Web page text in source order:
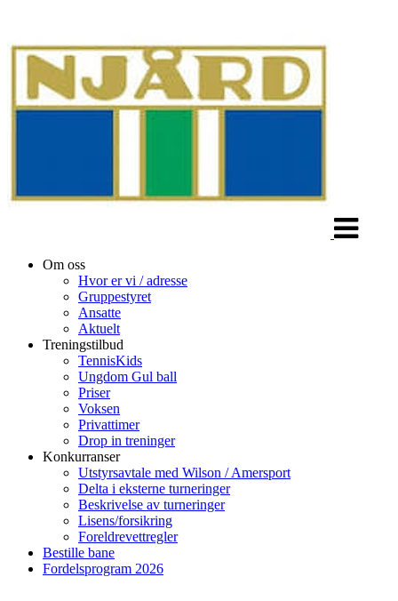
Om oss
Hvor er vi / adresse
Gruppestyret
Ansatte
Aktuelt
Treningstilbud
TennisKids
Ungdom Gul ball
Priser
Voksen
Privattimer
Drop in treninger
Konkurranser
Utstyrsavtale med Wilson / Amersport
Delta i eksterne turneringer
Beskrivelse av turneringer
Lisens/forsikring
Foreldrevettregler
Bestille bane
Fordelsprogram 2026